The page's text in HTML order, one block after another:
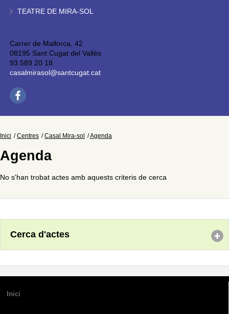
TEATRE DE MIRA-SOL
Carrer de Mallorca, 42
08195 Sant Cugat del Vallès
93 589 20 18
casalmirasol@santcugat.cat
Inici Centres Casal Mira-sol Agenda
Agenda
No s'han trobat actes amb aquests criteris de cerca
Cerca d'actes
Inici